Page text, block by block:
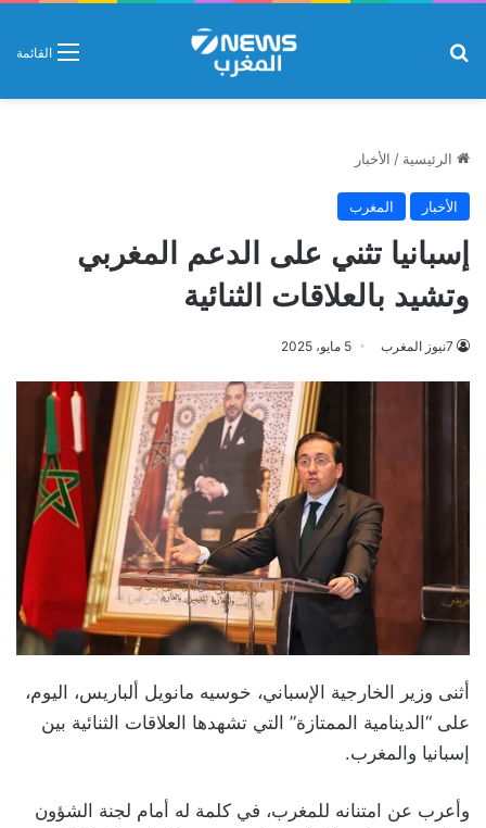
القائمة
الرئيسية / الأخبار
الأخبار المغرب
إسبانيا تثني على الدعم المغربي
وتشيد بالعلاقات الثنائية
7نيوز المغرب 5 مايو، 2025
أثنى وزير الخارجية الإسباني، خوسيه مانويل ألباريس، اليوم،
على “الدينامية الممتازة” التي تشهدها العلاقات الثنائية بين
إسبانيا والمغرب.
وأعرب عن امتنانه للمغرب، في كلمة له أمام لجنة الشؤون